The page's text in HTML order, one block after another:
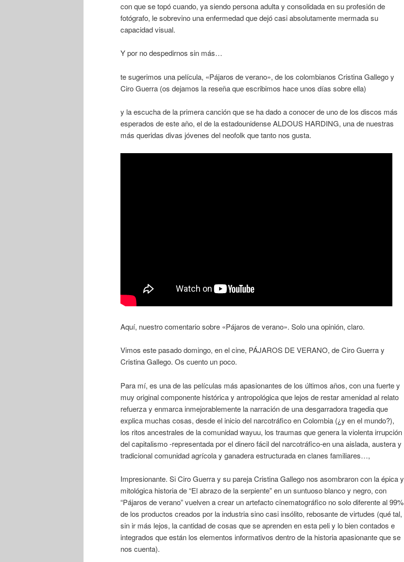
con que se topó cuando, ya siendo persona adulta y consolidada en su profesión de
fotógrafo, le sobrevino una enfermedad que dejó casi absolutamente mermada su
capacidad visual.
Y por no despedirnos sin más…
te sugerimos una película, «Pájaros de verano», de los colombianos Cristina Gallego y
Ciro Guerra (os dejamos la reseña que escribimos hace unos días sobre ella)
y la escucha de la primera canción que se ha dado a conocer de uno de los discos más
esperados de este año, el de la estadounidense ALDOUS HARDING, una de nuestras
más queridas divas jóvenes del neofolk que tanto nos gusta.
Aquí, nuestro comentario sobre «Pájaros de verano». Solo una opinión, claro.
Vimos este pasado domingo, en el cine, PÁJAROS DE VERANO, de Ciro Guerra y
Cristina Gallego. Os cuento un poco.
Para mí, es una de las películas más apasionantes de los últimos años, con una fuerte y
muy original componente histórica y antropológica que lejos de restar amenidad al relato
refuerza y enmarca inmejorablemente la narración de una desgarradora tragedia que
explica muchas cosas, desde el inicio del narcotráfico en Colombia (¿y en el mundo?),
los ritos ancestrales de la comunidad wayuu, los traumas que genera la violenta irrupción
del capitalismo -representada por el dinero fácil del narcotráfico-en una aislada, austera y
tradicional comunidad agrícola y ganadera estructurada en clanes familiares…,
Impresionante. Si Ciro Guerra y su pareja Cristina Gallego nos asombraron con la épica y
mitológica historia de “El abrazo de la serpiente” en un suntuoso blanco y negro, con
“Pájaros de verano” vuelven a crear un artefacto cinematográfico no solo diferente al 99%
de los productos creados por la industria sino casi insólito, rebosante de virtudes (qué tal,
sin ir más lejos, la cantidad de cosas que se aprenden en esta peli y lo bien contados e
integrados que están los elementos informativos dentro de la historia apasionante que se
nos cuenta).